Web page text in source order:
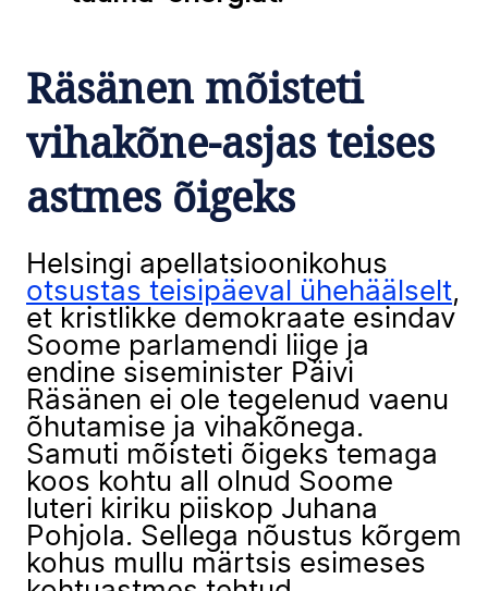
Räsänen mõisteti
vihakõne-asjas teises
astmes õigeks
Helsingi apellatsioonikohus
otsustas teisipäeval ühehäälselt,
et kristlikke demokraate esindav
Soome parlamendi liige ja
endine siseminister Päivi
Räsänen ei ole tegelenud vaenu
õhutamise ja vihakõnega.
Samuti mõisteti õigeks temaga
koos kohtu all olnud Soome
luteri kiriku piiskop Juhana
Pohjola. Sellega nõustus kõrgem
kohus mullu märtsis esimeses